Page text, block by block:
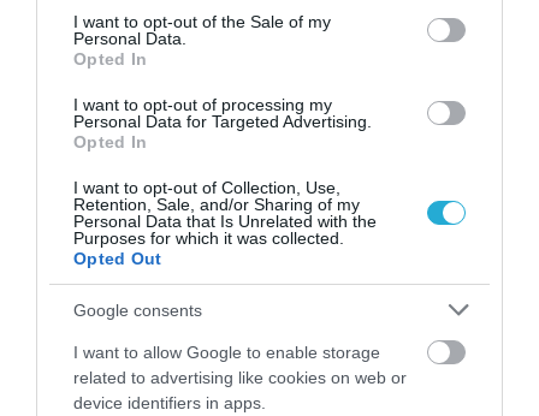
consent section.
I want to opt-out of the Sale of my
Personal Data.
Opted In
I want to opt-out of processing my
Personal Data for Targeted Advertising.
Opted In
I want to opt-out of Collection, Use,
Retention, Sale, and/or Sharing of my
Personal Data that Is Unrelated with the
Purposes for which it was collected.
Opted Out
Google consents
I want to allow Google to enable storage
related to advertising like cookies on web or
device identifiers in apps.
Μυρτώ Κοροβέση στο pagenews.gr: «Η κοινωνία ζητά
διαφάνεια, όχι άλλα σκάνδαλα» – Τι λέει για τον ΟΠΕΚΕΠΕ